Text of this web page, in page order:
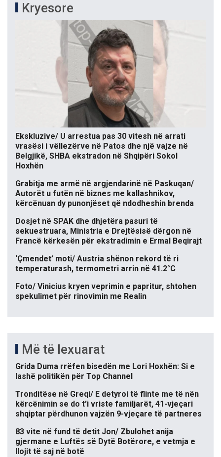
Kryesore
Ekskluzive/ U arrestua pas 30 vitesh në arrati
vrasësi i vëllezërve në Patos dhe një vajze në
Belgjikë, SHBA ekstradon në Shqipëri Sokol
Hoxhën
Grabitja me armë në argjendarinë në Paskuqan/
Autorët u futën në biznes me kallashnikov,
kërcënuan dy punonjëset që ndodheshin brenda
Dosjet në SPAK dhe dhjetëra pasuri të
sekuestruara, Ministria e Drejtësisë dërgon në
Francë kërkesën për ekstradimin e Ermal Beqirajt
‘Çmendet’ moti/ Austria shënon rekord të ri
temperaturash, termometri arrin në 41.2°C
Foto/ Vinicius kryen veprimin e papritur, shtohen
spekulimet për rinovimin me Realin
Më të lexuarat
Grida Duma rrëfen bisedën me Lori Hoxhën: Si e
lashë politikën për Top Channel
Tronditëse në Greqi/ E detyroi të flinte me të nën
kërcënimin se do t’i vriste familjarët, 41-vjeçari
shqiptar përdhunon vajzën 9-vjeçare të partneres
83 vite në fund të detit Jon/ Zbulohet anija
gjermane e Luftës së Dytë Botërore, e vetmja e
llojit të saj në botë